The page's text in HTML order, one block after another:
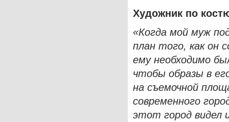
Художник по
«Когда мой муж
план того, как он
ему необходимо
чтобы образы в
на съемочной
современного
этот город видел